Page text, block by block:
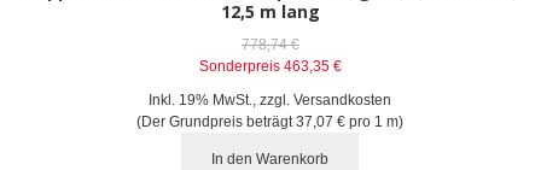
12,5 m lang
778,74 €
Sonderpreis 463,35 €
Inkl. 19% MwSt.
,zzgl.Versandkosten
(Der Grundpreis beträgt37,07 € pro 1 m)
In den Warenkorb